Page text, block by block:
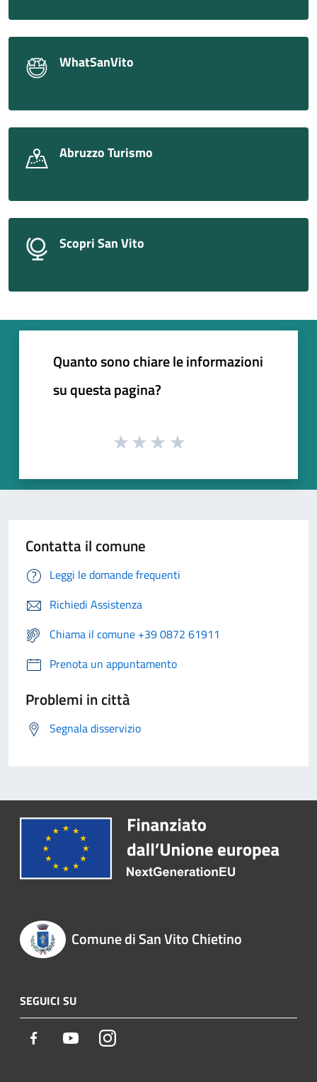
WhatSanVito
Abruzzo Turismo
Scopri San Vito
Quanto sono chiare le informazioni
su questa pagina?
Contatta il comune
Leggi le domande frequenti
Richiedi Assistenza
Chiama il comune +39 0872 61911
Prenota un appuntamento
Problemi in città
Segnala disservizio
Comune di San Vito Chietino
SEGUICI SU
Facebook YoutubeInstagram